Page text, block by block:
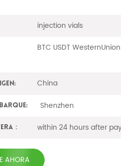
injection vials
BTC USDT
China
Shenzhen
： within 24 hours after
AHORA